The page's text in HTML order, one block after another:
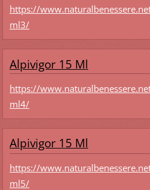
https://
ml3/
Alpivigor 15 Ml
https://
ml4/
Alpivigor 15 Ml
https://
ml5/